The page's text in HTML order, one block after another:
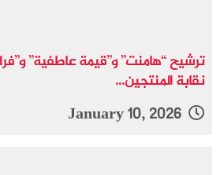
ترشيح “هامنت” و”قيمة عاطفية”
نقابة المنتجين...
January 10, 2026